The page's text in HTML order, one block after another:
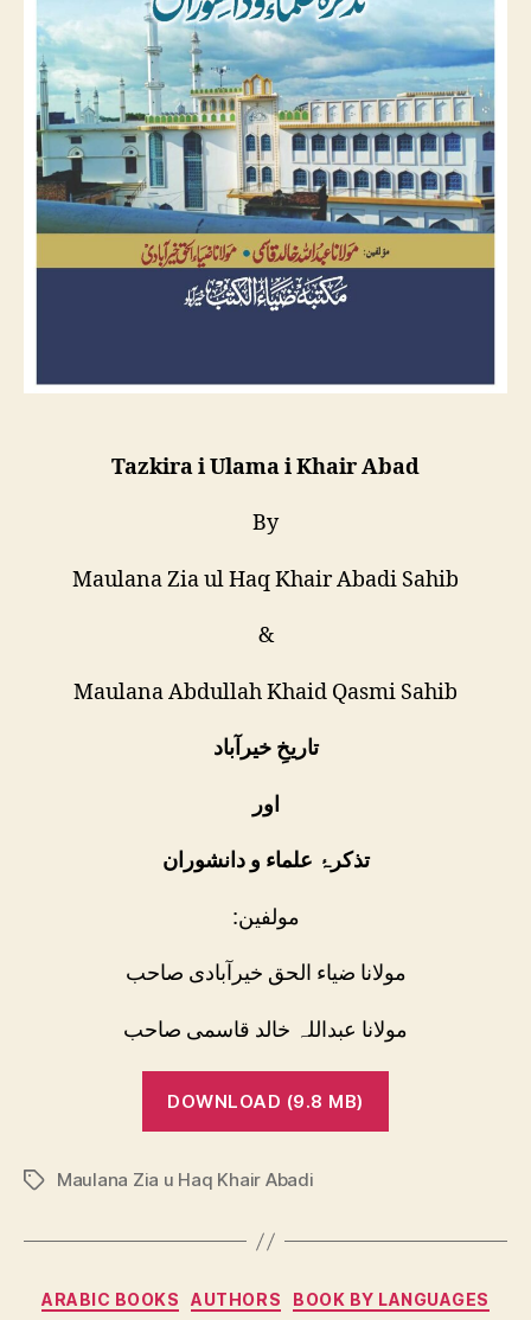
Tazkira i Ulama i Khair Abad
By
Maulana Zia ul Haq Khair Abadi Sahib
&
Maulana Abdullah Khaid Qasmi Sahib
تاریخِ خیرآباد
اور
تذکرۂ علماء و دانشوران
:مولفین
مولانا ضیاء الحق خیرآبادی صاحب
مولانا عبداللہ خالد قاسمی صاحب
DOWNLOAD (9.8 MB)
TagsMaulana Zia u Haq Khair Abadi
Categories
ARABIC BOOKS AUTHORS
BOOK BY LANGUAGES